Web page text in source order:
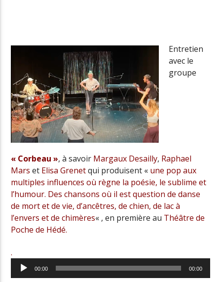
Radio Univers
Entretien
avec le
groupe
« Corbeau », à savoir Margaux Desailly, Raphael
Mars et Elisa Grenetqui produisent « une pop aux
multiples influences où règne la poésie, le sublime et
l’humour. Des chansons où il est question de danse
de mort et de vie, d’ancêtres, de chien, de lac à
l’envers et de chimères« , en première au Théâtre de
Poche de Hédé.
.
Lecteur
audio
00:00 00:00